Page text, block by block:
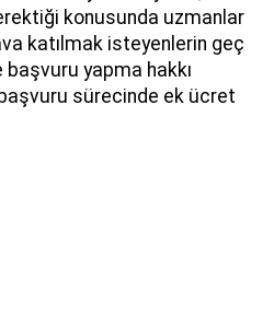
konusunda uzmanlar
katılmak isteyenlerin geç
yapma hakkı
sürecinde ek ücret